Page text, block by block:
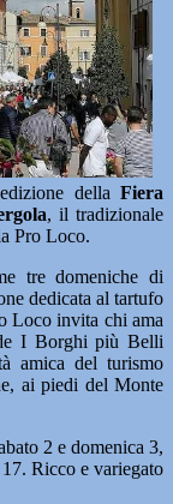
della Fiera
, il tradizionale
Pro Loco.
tre domeniche di
dedicata al tartufo
Loco invita chi ama
I Borghi più Belli
amica del turismo
ai piedi del Monte
2 e domenica 3,
Ricco e variegato